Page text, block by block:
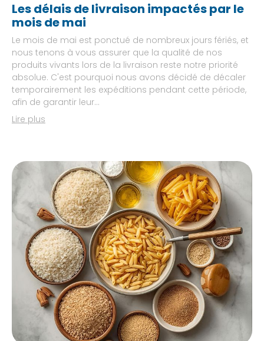
Les délais de livraison impactés par le
mois de mai
Le mois de mai est ponctué de nombreux jours fériés, et
nous tenons à vous assurer que la qualité de nos
produits vivants lors de la livraison reste notre priorité
absolue. C'est pourquoi nous avons décidé de décaler
temporairement les expéditions pendant cette période,
afin de garantir leur...
Lire plus